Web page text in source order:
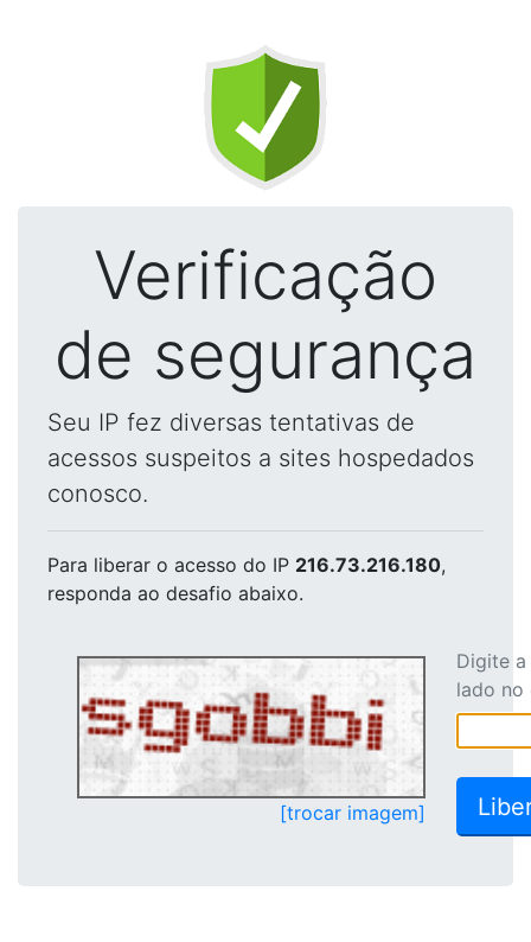
Verificação
de segurança
Seu IP fez diversas tentativas de
acessos suspeitos a sites hospedados
conosco.
Para liberar o acesso do IP 216.73.216.180,
responda ao desafio abaixo.
[trocar imagem]
Digite
lado no